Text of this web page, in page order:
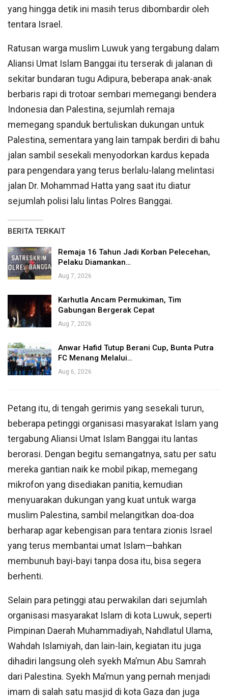
yang hingga detik ini masih terus dibombardir oleh
tentara Israel.
Ratusan warga muslim Luwuk yang tergabung dalam
Aliansi Umat Islam Banggai itu terserak di jalanan di
sekitar bundaran tugu Adipura, beberapa anak-anak
berbaris rapi di trotoar sembari memegangi bendera
Indonesia dan Palestina, sejumlah remaja
memegang spanduk bertuliskan dukungan untuk
Palestina, sementara yang lain tampak berdiri di bahu
jalan sambil sesekali menyodorkan kardus kepada
para pengendara yang terus berlalu-lalang melintasi
jalan Dr. Mohammad Hatta yang saat itu diatur
sejumlah polisi lalu lintas Polres Banggai.
BERITA TERKAIT
Remaja 16 Tahun Jadi Korban Pelecehan,
Pelaku Diamankan…
Aug 7, 2026
Karhutla Ancam Permukiman, Tim
Gabungan Bergerak Cepat
Aug 7, 2026
Anwar Hafid Tutup Berani Cup, Bunta Putra
FC Menang Melalui…
Aug 6, 2026
Petang itu, di tengah gerimis yang sesekali turun,
beberapa petinggi organisasi masyarakat Islam yang
tergabung Aliansi Umat Islam Banggai itu lantas
berorasi. Dengan begitu semangatnya, satu per satu
mereka gantian naik ke mobil pikap, memegang
mikrofon yang disediakan panitia, kemudian
menyuarakan dukungan yang kuat untuk warga
muslim Palestina, sambil melangitkan doa-doa
berharap agar kebengisan para tentara zionis Israel
yang terus membantai umat Islam—bahkan
membunuh bayi-bayi tanpa dosa itu, bisa segera
berhenti.
Selain para petinggi atau perwakilan dari sejumlah
organisasi masyarakat Islam di kota Luwuk, seperti
Pimpinan Daerah Muhammadiyah, Nahdlatul Ulama,
Wahdah Islamiyah, dan lain-lain, kegiatan itu juga
dihadiri langsung oleh syekh Ma’mun Abu Samrah
dari Palestina. Syekh Ma’mun yang pernah menjadi
imam di salah satu masjid di kota Gaza dan juga